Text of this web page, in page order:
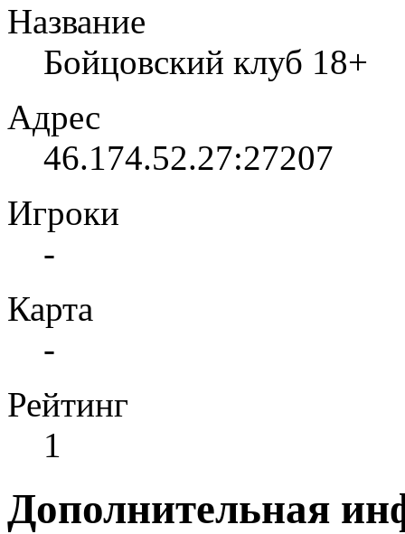
Название
Бойцовский клуб 18+
Адрес
46.174.52.27:27207
Игроки
-
Карта
-
Рейтинг
1
Дополнительная